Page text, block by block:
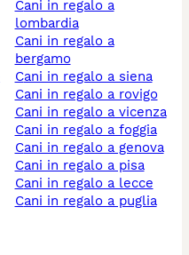
cani in regalo a
lombardia
cani in regalo a
bergamo
cani in regalo a siena
cani in regalo a rovigo
cani in regalo a vicenza
cani in regalo a foggia
cani in regalo a genova
cani in regalo a pisa
cani in regalo a lecce
cani in regalo a puglia